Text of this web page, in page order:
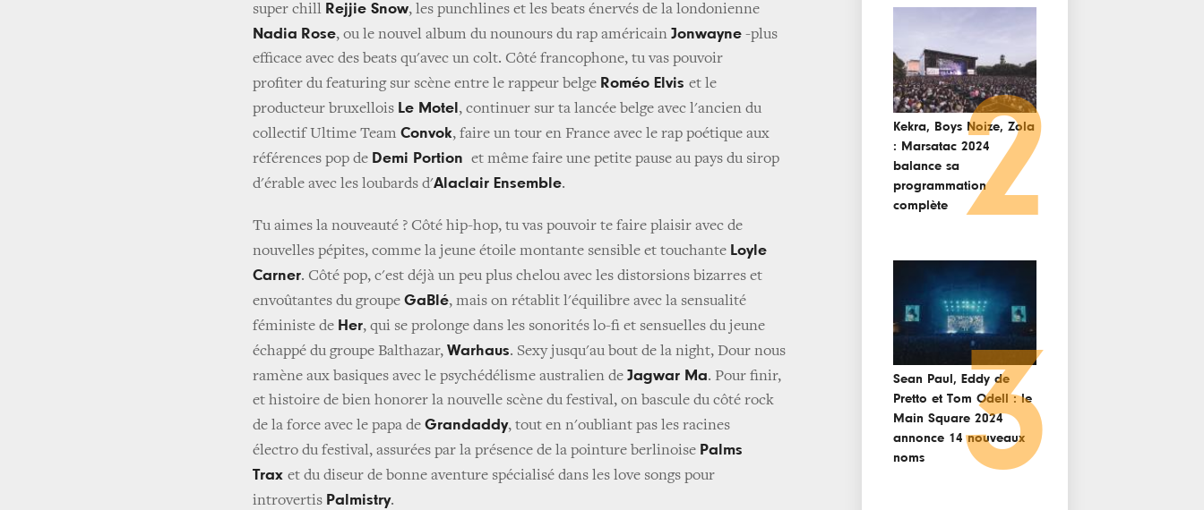
super chill Rejjie Snow, les punchlines et les beats énervés de la londonienne
Nadia Rose, ou le nouvel album du nounours du rap américain Jonwayne -plus
efficace avec des beats qu'avec un colt. Côté francophone, tu vas pouvoir
profiter du featuring sur scène entre le rappeur belge Roméo Elvis et le
producteur bruxellois Le Motel , continuer sur ta lancée belge avec l'ancien du
collectif Ultime Team Convok, faire un tour en France avec le rap poétique aux
références pop de Demi Portion et même faire une petite pause au pays du sirop
d'érable avec les loubards d'Alaclair Ensemble.
Tu aimes la nouveauté ? Côté hip-hop, tu vas pouvoir te faire plaisir avec de
nouvelles pépites, comme la jeune étoile montante sensible et touchante Loyle
Carner. Côté pop, c'est déjà un peu plus chelou avec les distorsions bizarres et
envoûtantes du groupe GaBlé, mais on rétablit l'équilibre avec la sensualité
féministe de Her, qui se prolonge dans les sonorités lo-fi et sensuelles du jeune
échappé du groupe Balthazar, Warhaus. Sexy jusqu'au bout de la night, Dour nous
ramène aux basiques avec le psychédélisme australien de Jagwar Ma. Pour finir,
et histoire de bien honorer la nouvelle scène du festival, on bascule du côté rock
de la force avec le papa de Grandaddy, tout en n'oubliant pas les racines
électro du festival, assurées par la présence de la pointure berlinoise Palms
Trax et du diseur de bonne aventure spécialisé dans les love songs pour
introvertis Palmistry.
Kekra, Boys Noize, Zola
: Marsatac 2024
balance sa
programmation
complète
2
Sean Paul, Eddy de
Pretto et Tom Odell : le
Main Square 2024
annonce 14 nouveaux
noms
3